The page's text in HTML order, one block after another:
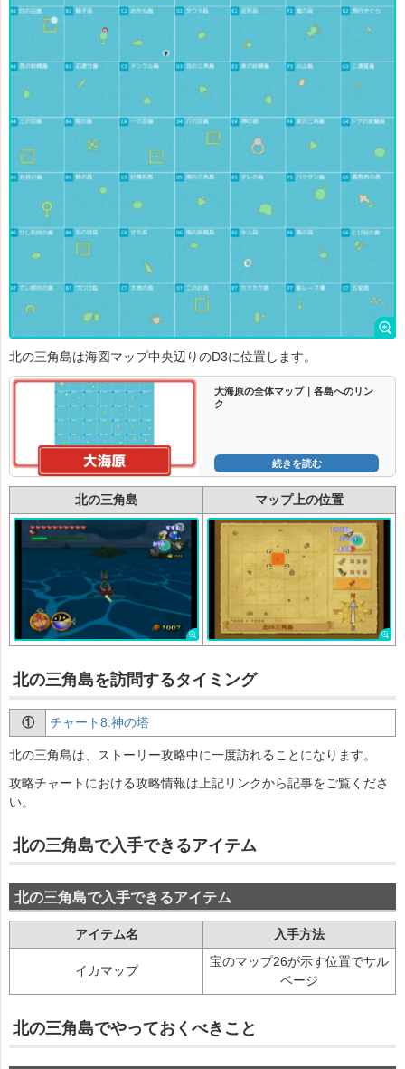
北の三角島は海図マップ中央辺りのD3に位置します。
大海原の全体マップ｜各島へのリン
ク
続きを読む
北の三角島 マップ上の位置
北の三角島を訪問するタイミング
① チャート8:神の塔
北の三角島は、ストーリー攻略中に一度訪れることになります。
攻略チャートにおける攻略情報は上記リンクから記事をご覧くださ
い。
北の三角島で入手できるアイテム
北の三角島で入手できるアイテム
アイテム名 入手方法
イカマップ
宝のマップ26が示す位置でサル
ベージ
北の三角島でやっておくべきこと